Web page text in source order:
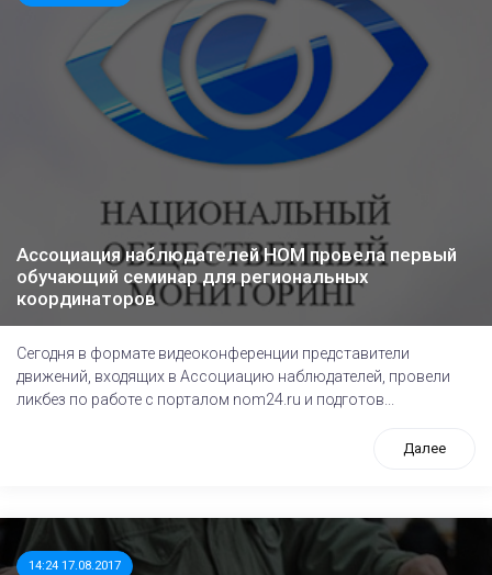
Ассоциация наблюдателей НОМ провела первый
обучающий семинар для региональных
координаторов
Сегодня в формате видеоконференции представители
движений, входящих в Ассоциацию наблюдателей, провели
ликбез по работе с порталом nom24.ru и подготов...
Далее
14:24 17.08.2017